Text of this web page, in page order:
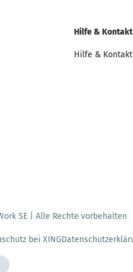
Hilfe & Kontakt
Hilfe & Kontakt
SE | Alle Rechte vorbehalten
bei XING